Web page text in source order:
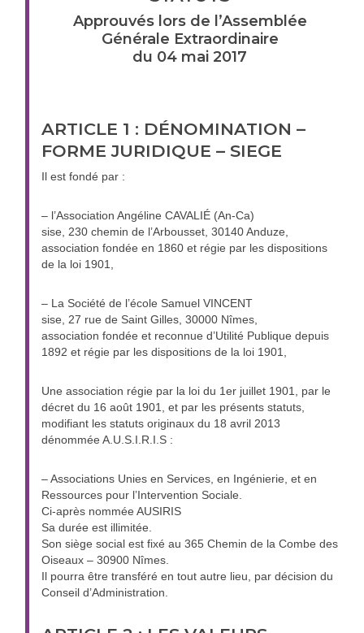
Approuvés lors de l’Assemblée
Générale Extraordinaire
du 04 mai 2017
ARTICLE 1 : DÉNOMINATION –
FORME JURIDIQUE – SIEGE
Il est fondé par :
– l’Association Angéline CAVALIÉ (An-Ca)
sise, 230 chemin de l’Arbousset, 30140 Anduze,
association fondée en 1860 et régie par les dispositions
de la loi 1901,
– La Société de l’école Samuel VINCENT
sise, 27 rue de Saint Gilles, 30000 Nîmes,
association fondée et reconnue d’Utilité Publique depuis
1892 et régie par les dispositions de la loi 1901,
Une association régie par la loi du 1er juillet 1901, par le
décret du 16 août 1901, et par les présents statuts,
modifiant les statuts originaux du 18 avril 2013
dénommée A.U.S.I.R.I.S :
– Associations Unies en Services, en Ingénierie, et en
Ressources pour l’Intervention Sociale.
Ci-après nommée AUSIRIS
Sa durée est illimitée.
Son siège social est fixé au 365 Chemin de la Combe des
Oiseaux – 30900 Nîmes.
Il pourra être transféré en tout autre lieu, par décision du
Conseil d’Administration.